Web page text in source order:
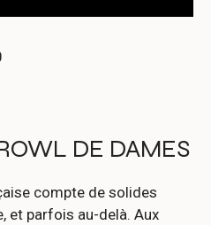
DE DAMES
compte de solides
et parfois au-delà. Aux